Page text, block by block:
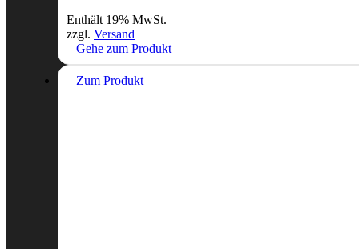
Enthält 19% MwSt.
zzgl. Versand
Gehe zum Produkt
Zum Produkt